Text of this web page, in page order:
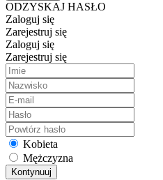
ODZYSKAJ HASŁO
Zaloguj się
Zarejestruj się
Zaloguj się
Zarejestruj się
Kobieta
Mężczyzna
Kontynuuj